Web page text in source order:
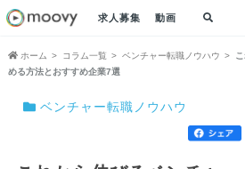
求人募集 動画
ホーム コラム一覧 ベンチャー転職ノウハウ
める方法とおすすめ企業7選
ベンチャー転職ノウハウ